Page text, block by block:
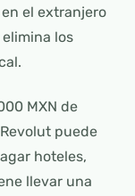
el extranjero
los
MXN de
puede
hoteles,
llevar una